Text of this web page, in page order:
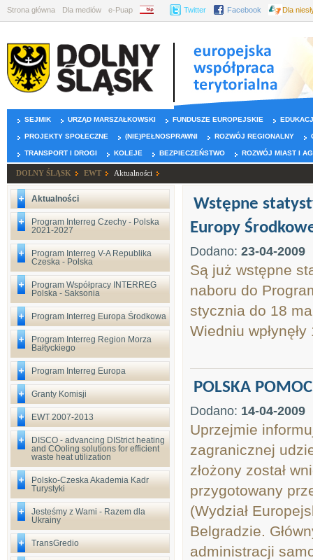
Strona główna Dla mediów e-Puap BIP Twitter Facebook Dla
SEJMIK URZĄD MARSZAŁKOWSKI FUNDUSZE EUROPEJSKIE
PROJEKTY SPOŁECZNE (NIE)PEŁNOSPRAWNI ROZWÓJ REGIONALNY
TRANSPORT I DROGI KOLEJE BEZPIECZEŃSTWO ROZWÓJ MIAST I
DOLNY ŚLĄSK EWT Aktualności
Aktualności
Program Interreg Czechy - Polska
2021-2027
Program Interreg V-A Republika
Czeska - Polska
Program Współpracy INTERREG
Polska - Saksonia
Program Interreg Europa Środkowa
Program Interreg Region Morza
Bałtyckiego
Program Interreg Europa
Granty Komisji
EWT 2007-2013
DISCO - advancing DIStrict heating
and COoling solutions for efficient
waste heat utilization
Polsko-Czeska Akademia Kadr
Turystyki
Jesteśmy z Wami - Razem dla
Ukrainy
TransGredio
Wstępne
Europy
Dodano: 23-04-2009
Są już wstępne
naboru do
stycznia do 18
Wiedniu
POLSKA
Dodano: 14-04-2009
Uprzejmie
zagranicznej
złożony został
przygotowany
(Wydział
Belgradzie.
administracji